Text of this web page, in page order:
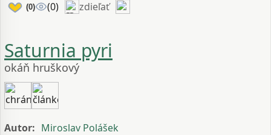
(0) (0) zdieľať
Saturnia pyri
okáň hruškový
Autor: Miroslav Polášek